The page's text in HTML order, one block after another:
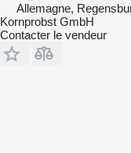
Allemagne,
Kornprobst GmbH
Contacter le vendeur